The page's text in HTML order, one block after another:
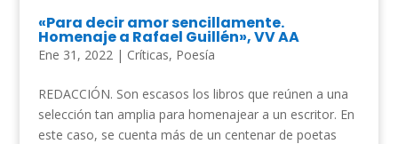
«Para decir amor sencillamente.
Homenaje a Rafael Guillén», VV AA
Ene 31, 2022 | Críticas, Poesía
REDACCIÓN. Son escasos los libros que reúnen a una
selección tan amplia para homenajear a un escritor. En
este caso, se cuenta más de un centenar de poetas